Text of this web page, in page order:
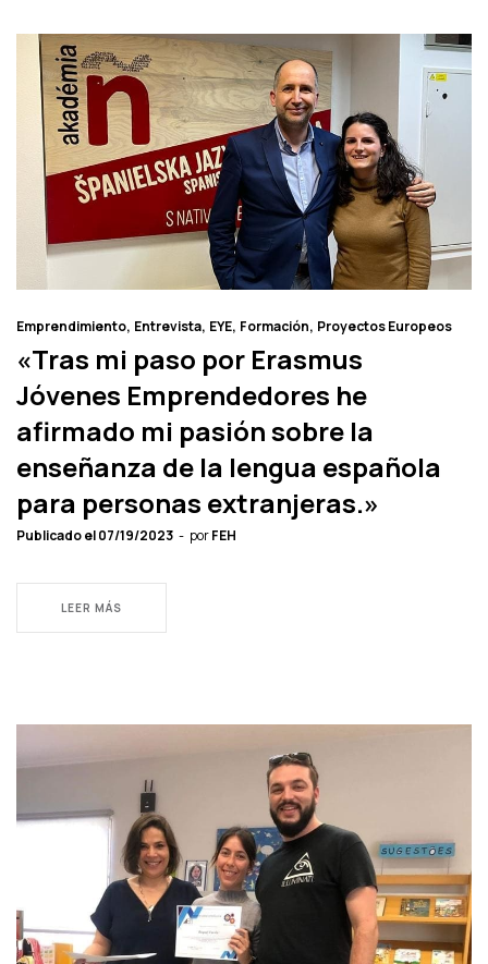
Emprendimiento Entrevista EYE Formación Proyectos Europeos
«Tras mi paso por Erasmus
Jóvenes Emprendedores he
afirmado mi pasión sobre la
enseñanza de la lengua española
para personas extranjeras.»
Publicado el07/19/2023 porFEH
LEER MÁS